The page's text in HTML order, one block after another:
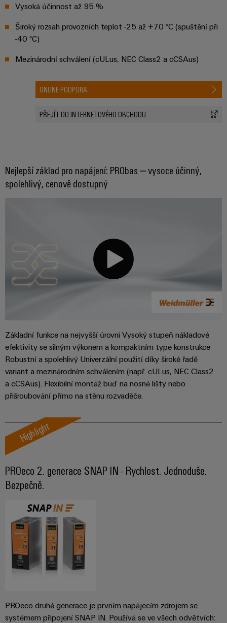
Vysoká účinnost až 95 %
Široký rozsah provozních teplot -25 až +70 °C (spuštění při
-40 °C)
Mezinárodní schválení (cULus, NEC Class2 a cCSAus)
ONLINE PODPORA
PŘEJÍT DO INTERNETOVÉHO OBCHODU
Nejlepší základ pro napájení: PRObas – vysoce účinný,
spolehlivý, cenově dostupný
Základní funkce na nejvyšší úrovni Vysoký stupeň nákladové
efektivity se silným výkonem a kompaktním type konstrukce
Robustní a spolehlivý Univerzální použití díky široké řadě
variant a mezinárodním schválením (např. cULus, NEC Class2
a cCSAus). Flexibilní montáž buď na nosné lišty nebo
přišroubování přímo na stěnu rozvaděče.
Highlight
PROeco 2. generace SNAP IN - Rychlost. Jednoduše.
Bezpečně.
PROeco druhé generace je prvním napájecím zdrojem se
systémem připojení SNAP IN. Používá se ve všech odvětvích: